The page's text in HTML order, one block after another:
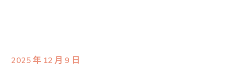
2025 年 12 月 9 日